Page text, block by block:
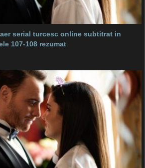
serial turcesc online subtitrat in
107-108 rezumat